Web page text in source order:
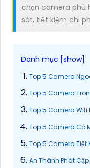
chọn camera phù
sát, tiết kiệm chi
Top 5 Camera
Top 5 Camera
Top 5 Camera Wifi
Top 5 Camera Có
Top 5 Camera Tiết
An Thành Phát